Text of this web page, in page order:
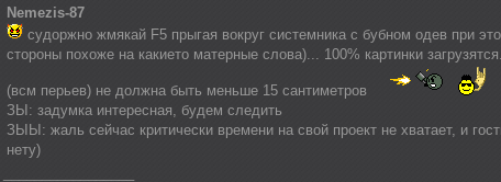
Nemezis-87
судоржно жмякай F5 прыгая вокруг системника с бубном одев при
стороны похоже на какието матерные слова)... 100% картинки
(всм перьев) не должна быть меньше 15 сантиметров
ЗЫ: задумка интересная, будем следить
ЗЫЫ: жаль сейчас критически времени на свой проект не хватает, и
нету)